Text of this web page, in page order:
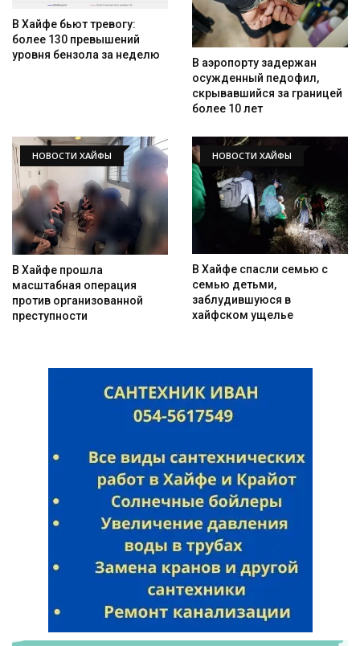
В Хайфе бьют тревогу:
более 130 превышений
уровня бензола за неделю
В аэропорту задержан
осужденный педофил,
скрывавшийся за границей
более 10 лет
НОВОСТИ ХАЙФЫ
В Хайфе прошла
масштабная операция
против организованной
преступности
НОВОСТИ ХАЙФЫ
В Хайфе спасли семью с
семью детьми,
заблудившуюся в
хайфском ущелье